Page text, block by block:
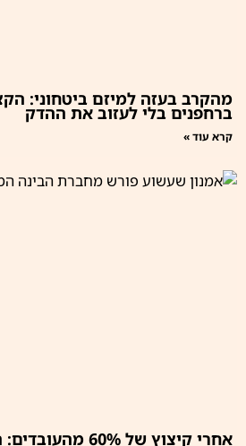
מהקרב בעזה למיזם ביטחוני:
ברחפנים בלי לעזוב את ההדק
קרא עוד »
אחרי קיצוץ של